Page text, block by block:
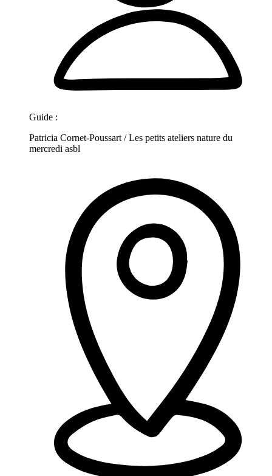
Guide :
Patricia Cornet-Poussart / Les petits ateliers nature du
mercredi asbl